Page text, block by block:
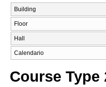
Building
Floor
Hall
Calendario
Course Type